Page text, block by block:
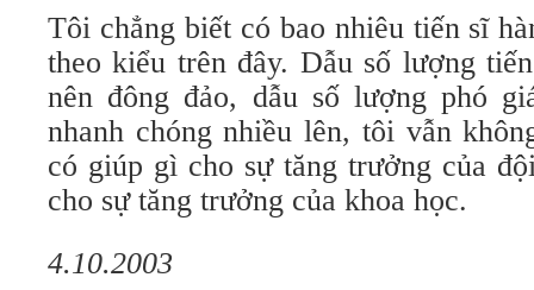
Tôi chẳng biết có bao nhiêu tiến sĩ
theo kiểu trên đây. Dẫu số lượng
nên đông đảo, dẫu số lượng phó
nhanh chóng nhiều lên, tôi vẫn
có giúp gì cho sự tăng trưởng của
cho sự tăng trưởng của khoa học.
4.10.2003